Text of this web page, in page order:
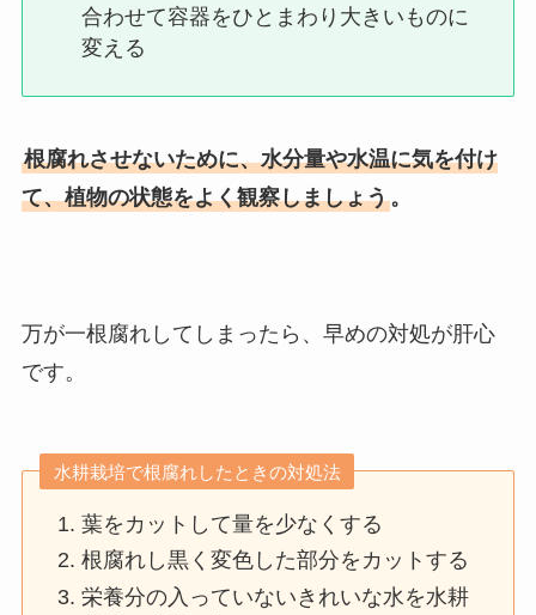
合わせて容器をひとまわり大きいものに
変える
根腐れさせないために、水分量や水温に気を付け
て、植物の状態をよく観察しましょう。
万が一根腐れしてしまったら、早めの対処が肝心
です。
水耕栽培で根腐れしたときの対処法
葉をカットして量を少なくする
根腐れし黒く変色した部分をカットする
栄養分の入っていないきれいな水を水耕